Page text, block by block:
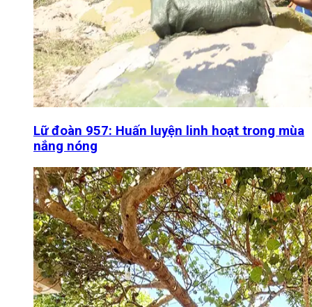
Lữ đoàn 957: Huấn luyện linh hoạt trong mùa
nắng nóng